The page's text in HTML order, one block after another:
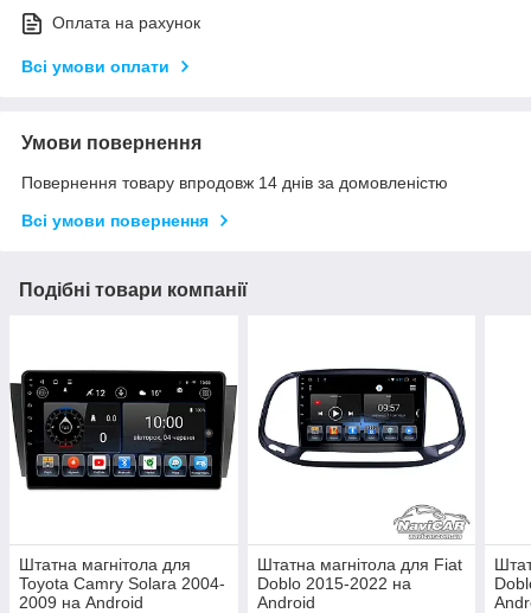
Оплата на рахунок
Всі умови оплати
Умови повернення
Повернення товару впродовж 14 днів за домовленістю
Всі умови повернення
Подібні товари компанії
Штатна магнітола для
Toyota Camry Solara 2004-
2009 на Android
Штатна магнітола для Fiat
Doblo 2015-2022 на
Android